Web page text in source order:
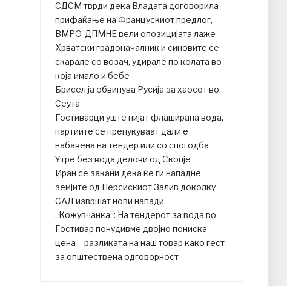
СДСМ тврди дека Владата договорила
прифаќање на Францускиот предлог,
ВМРО-ДПМНЕ вели опозицијата лаже
Хрватски градоначалник и синовите се
скарале со возач, удирале по колата во
која имало и бебе
Брисел ја обвинува Русија за хаосот во
Сеута
Гостиварци уште пијат флаширана вода,
партиите се препукуваат дали е
набавена на тендер или со спогодба
Утре без вода делови од Скопје
Иран се закани дека ќе ги нападне
земјите од Персискиот Залив доколку
САД извршат нови напади
„Кожувчанка“: На тендерот за вода во
Гостивар понудивме двојно пониска
цена – разликата на наш товар како гест
за општествена одговорност